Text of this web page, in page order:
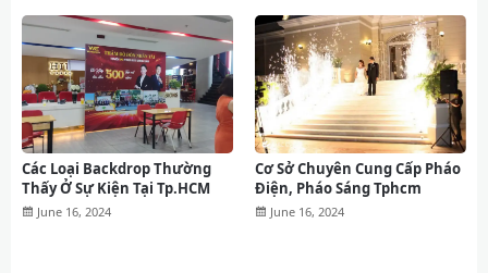
Các Loại Backdrop Thường
Thấy Ở Sự Kiện Tại Tp.HCM
June 16, 2024
Cơ Sở Chuyên Cung Cấp Pháo
Điện, Pháo Sáng Tphcm
June 16, 2024